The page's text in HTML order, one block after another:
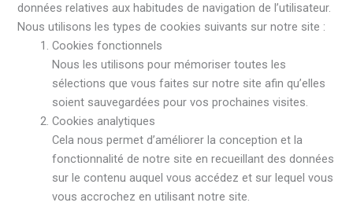
données relatives aux habitudes de navigation de l’utilisateur.
Nous utilisons les types de cookies suivants sur notre site :
Cookies fonctionnels
Nous les utilisons pour mémoriser toutes les
sélections que vous faites sur notre site afin qu’elles
soient sauvegardées pour vos prochaines visites.
Cookies analytiques
Cela nous permet d’améliorer la conception et la
fonctionnalité de notre site en recueillant des données
sur le contenu auquel vous accédez et sur lequel vous
vous accrochez en utilisant notre site.